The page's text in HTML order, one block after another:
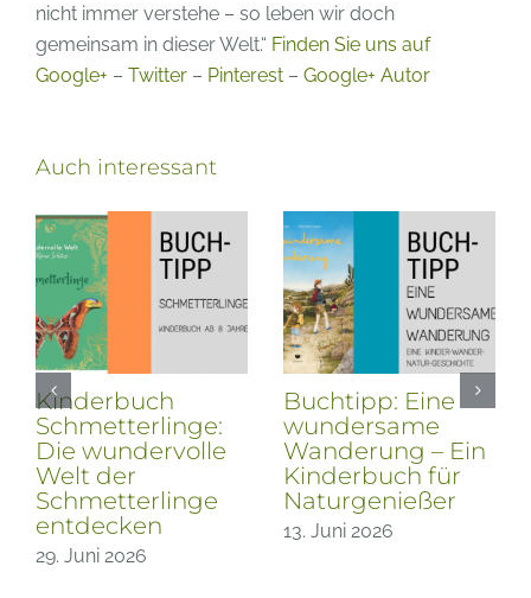
nicht immer verstehe – so leben wir doch
gemeinsam in dieser Welt.“ Finden Sie uns auf
Google+ – Twitter – Pinterest – Google+ Autor
Auch interessant
Buchtipp – Unter
den Wolken, eine
außergewöhnliche
Deutschlandreise
10. Juni 2026
Buchtipp – Mit
REGROW aus
Pflanzenresten
Gemüse und
mehr
nachwachsen